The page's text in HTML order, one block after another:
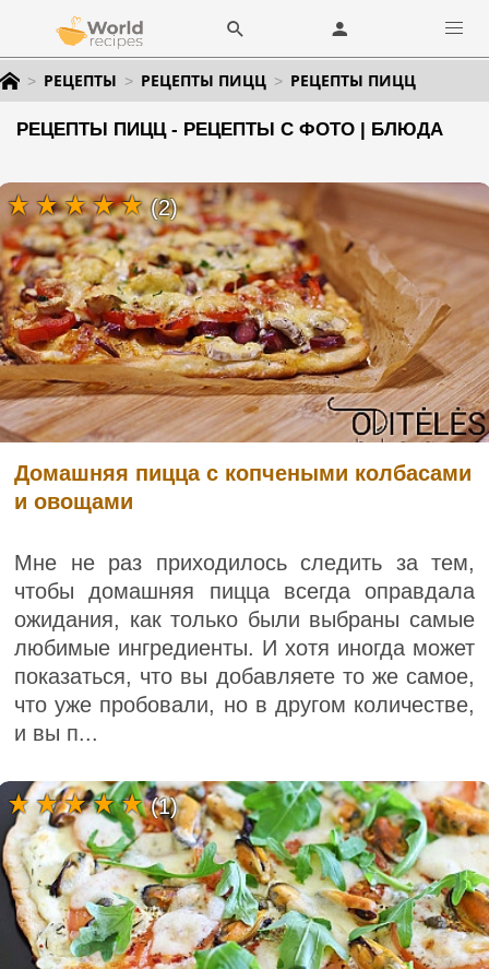
РЕЦЕПТЫ РЕЦЕПТЫ ПИЦЦ РЕЦЕПТЫ ПИЦЦ
РЕЦЕПТЫ ПИЦЦ - РЕЦЕПТЫ С ФОТО | БЛЮДА
Домашняя пицца с копчеными колбасами
и овощами
Мне не раз приходилось следить за тем,
чтобы домашняя пицца всегда оправдала
ожидания, как только были выбраны самые
любимые ингредиенты. И хотя иногда может
показаться, что вы добавляете то же самое,
что уже пробовали, но в другом количестве,
и вы п...
(2)
(1)